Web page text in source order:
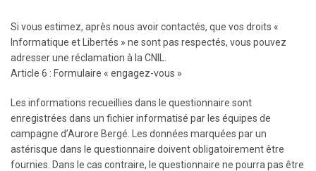
Si vous estimez, après nous avoir contactés, que vos droits «
Informatique et Libertés » ne sont pas respectés, vous pouvez
adresser une réclamation à la CNIL.
Article 6 : Formulaire « engagez-vous »
Les informations recueillies dans le questionnaire sont
enregistrées dans un fichier informatisé par les équipes de
campagne d’Aurore Bergé. Les données marquées par un
astérisque dans le questionnaire doivent obligatoirement être
fournies. Dans le cas contraire, le questionnaire ne pourra pas être